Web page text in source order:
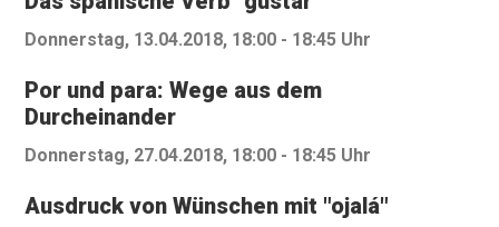
Donnerstag, 13.04.2018, 18:00 - 18:45 Uhr
Por und para: Wege aus dem
Durcheinander
Donnerstag, 27.04.2018, 18:00 - 18:45 Uhr
Ausdruck von Wünschen mit "ojalá"